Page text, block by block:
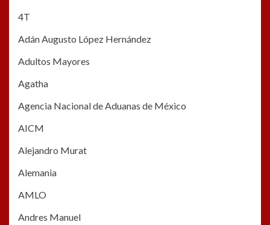
4T
Adán Augusto López Hernández
Adultos Mayores
Agatha
Agencia Nacional de Aduanas de México
AICM
Alejandro Murat
Alemania
AMLO
Andres Manuel